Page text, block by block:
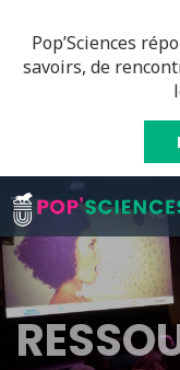
Pop’Sciences
savoirs, de